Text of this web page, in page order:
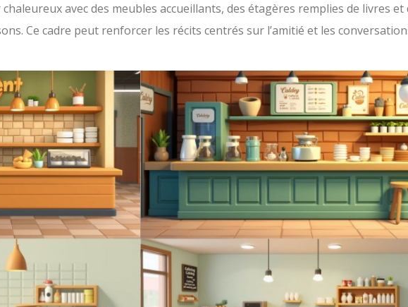
avec des meubles accueillants, des étagères remplies de livres et
Ce cadre peut renforcer les récits centrés sur l’amitié et les